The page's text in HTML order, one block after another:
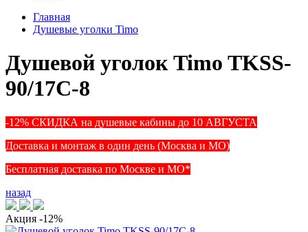
Главная
Душевые уголки Timo
Душевой уголок Timo TKSS-
90/17C-8
-12% СКИДКА на душевые кабины до 10 АВГУСТА
Доставка и монтаж в один день (Москва и МО)
Бесплатная доставка по Москве и МО*
назад
Акция -12%